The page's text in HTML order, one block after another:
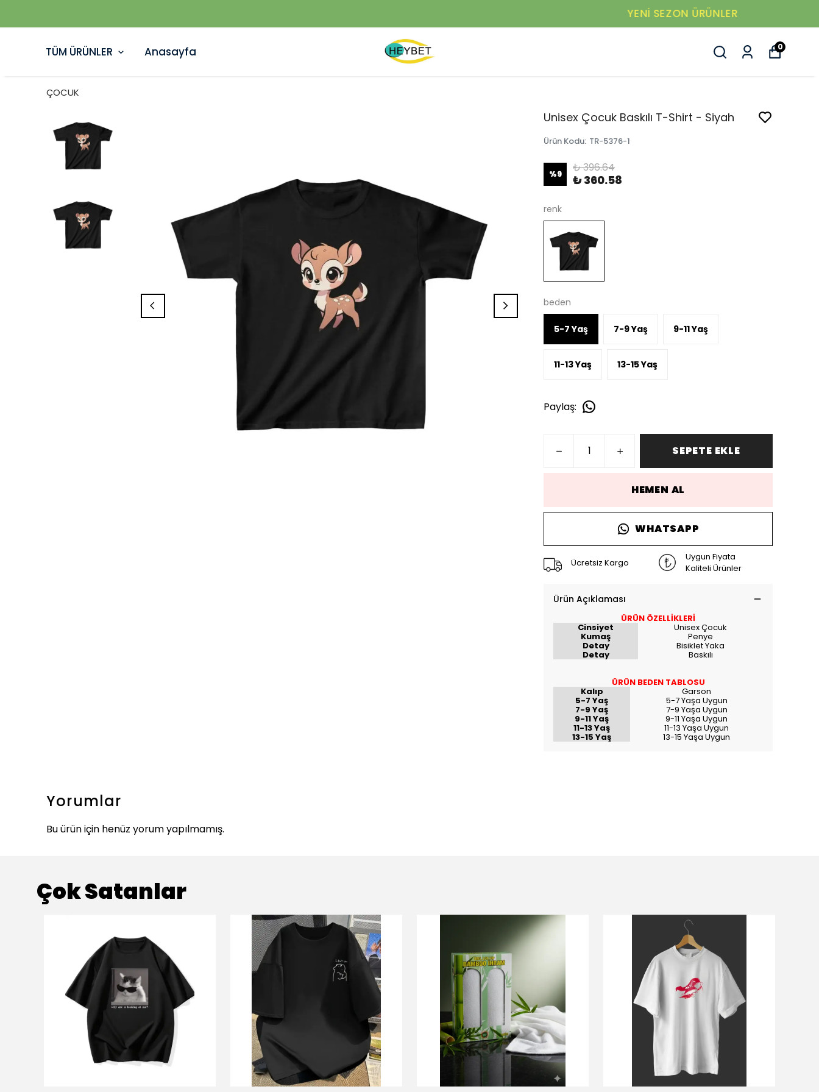
TÜM ÜRÜNLER Anasayfa 0
ÇOCUK
Unisex Çocuk Baskılı T-Shirt - Siyah
Ürün Kodu: TR-5376-1
%9 ₺ 396.64
₺ 360.58
renk
beden
5-7 Yaş 7-9 Yaş 9-11 Yaş
11-13 Yaş 13-15 Yaş
Paylaş:
SEPETE EKLE
HEMEN AL
WHATSAPP
Ücretsiz Kargo
Uygun Fiyata
Kaliteli Ürünler
Ürün Açıklaması
ÜRÜN ÖZELLİKLERİ
Cinsiyet Unisex Çocuk
Kumaş Penye
Detay Bisiklet Yaka
Detay Baskılı
ÜRÜN BEDEN TABLOSU
Kalıp Garson
5-7 Yaş 5-7 Yaşa Uygun
7-9 Yaş 7-9 Yaşa Uygun
9-11 Yaş 9-11 Yaşa Uygun
11-13 Yaş 11-13 Yaşa Uygun
13-15 Yaş 13-15 Yaşa Uygun
Yorumlar
Bu ürün için henüz yorum yapılmamış.
Çok Satanlar